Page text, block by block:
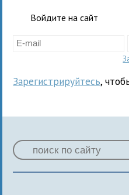
Войдите на сайт
Зарегистрируйтесь,